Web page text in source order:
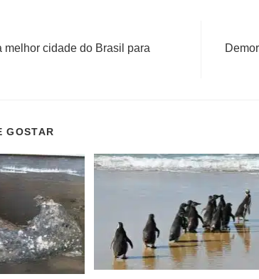
cidade do Brasil para
GOSTAR